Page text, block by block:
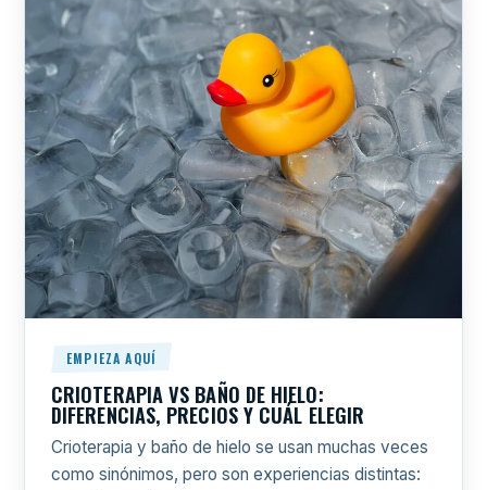
EMPIEZA AQUÍ
CRIOTERAPIA VS BAÑO DE HIELO:
DIFERENCIAS, PRECIOS Y CUÁL ELEGIR
Crioterapia y baño de hielo se usan muchas veces
como sinónimos, pero son experiencias distintas: